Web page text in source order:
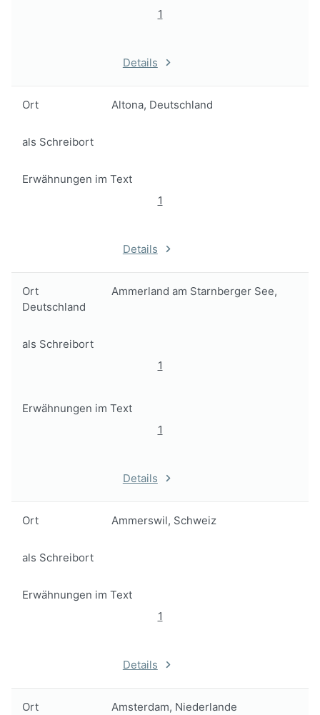
1
Details
Ort Altona, Deutschland
als Schreibort
Erwähnungen im Text
1
Details
Ort
Ammerland am Starnberger See,
Deutschland
als Schreibort
1
Erwähnungen im Text
1
Details
Ort Ammerswil, Schweiz
als Schreibort
Erwähnungen im Text
1
Details
Ort Amsterdam, Niederlande